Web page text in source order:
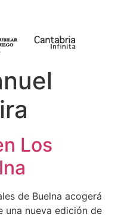
Los
de Buelna acogerá
una nueva edición de